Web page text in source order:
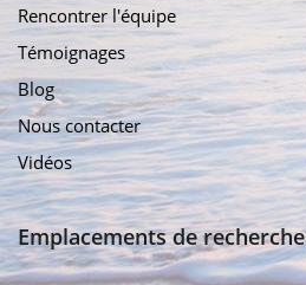
Rencontrer l'équipe
Témoignages
Blog
Nous contacter
Vidéos
Emplacements de recherche